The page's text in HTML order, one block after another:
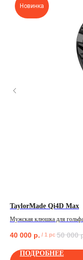
Новинка
TaylorMade Qi4D Max
Мужская клюшка для
40 000 р. / 1 pc 50 000
ПОДРОБНЕЕ